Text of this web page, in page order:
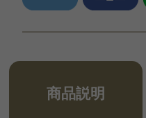
商品説明